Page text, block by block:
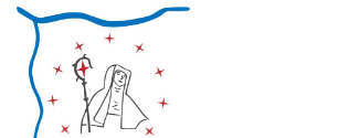
Zum Inhalt springen